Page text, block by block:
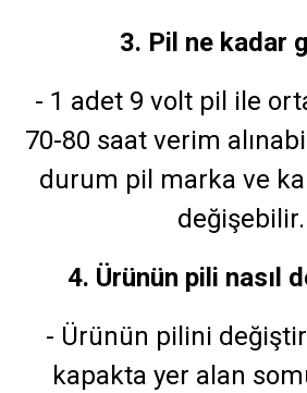
3. Pil ne kadar
- 1 adet 9 volt pil ile
70-80 saat verim
durum pil marka ve
değişebilir.
4. Ürünün pili nasıl
- Ürünün pilini
kapakta yer alan